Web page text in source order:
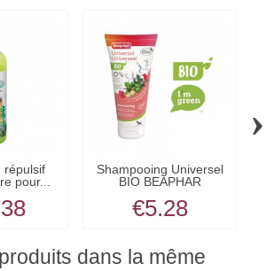
répulsif
pour...
Shampooing Universel
BIO BEAPHAR
€5.28
›
dans la même